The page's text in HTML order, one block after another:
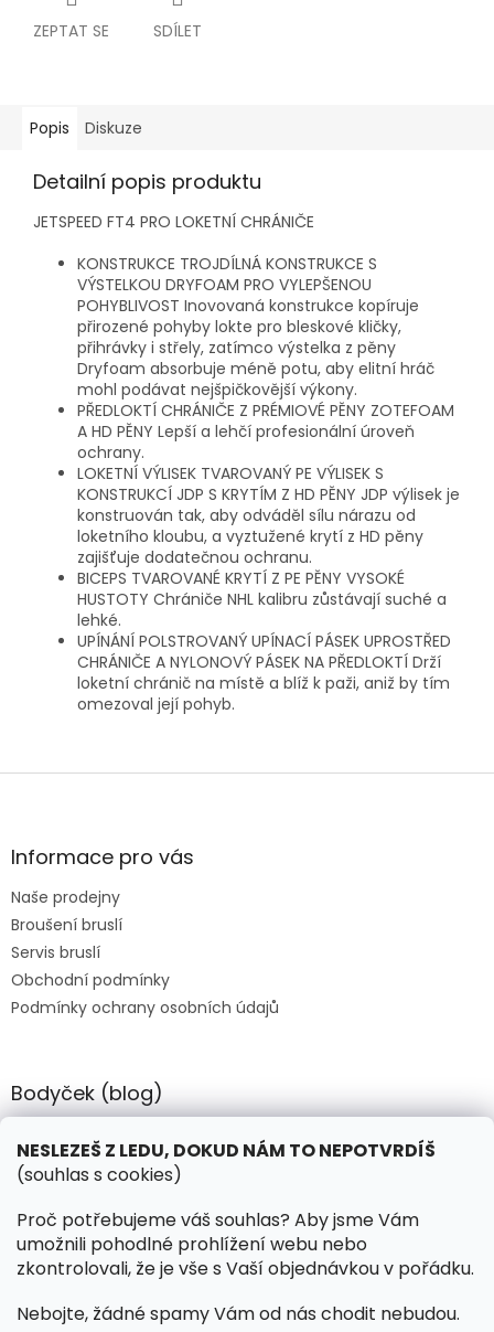
NESLEZEŠ Z LEDU, DOKUD NÁM TO NEPOTVRDÍŠ
(souhlas s cookies)
Proč potřebujeme váš souhlas? Aby jsme Vám
umožnili pohodlné prohlížení webu nebo
zkontrolovali, že je vše s Vaší objednávkou v pořádku.
Nebojte, žádné spamy Vám od nás chodit nebudou.
ZEPTAT SE SDÍLET
Popis Diskuze
Detailní popis produktu
JETSPEED FT4 PRO LOKETNÍ CHRÁNIČE
KONSTRUKCE TROJDÍLNÁ KONSTRUKCE S
VÝSTELKOU DRYFOAM PRO VYLEPŠENOU
POHYBLIVOST Inovovaná konstrukce kopíruje
přirozené pohyby lokte pro bleskové kličky,
přihrávky i střely, zatímco výstelka z pěny
Dryfoam absorbuje méně potu, aby elitní hráč
mohl podávat nejšpičkovější výkony.
PŘEDLOKTÍ CHRÁNIČE Z PRÉMIOVÉ PĚNY ZOTEFOAM
A HD PĚNY Lepší a lehčí profesionální úroveň
ochrany.
LOKETNÍ VÝLISEK TVAROVANÝ PE VÝLISEK S
KONSTRUKCÍ JDP S KRYTÍM Z HD PĚNY JDP výlisek je
konstruován tak, aby odváděl sílu nárazu od
loketního kloubu, a vyztužené krytí z HD pěny
zajišťuje dodatečnou ochranu.
BICEPS TVAROVANÉ KRYTÍ Z PE PĚNY VYSOKÉ
HUSTOTY Chrániče NHL kalibru zůstávají suché a
lehké.
UPÍNÁNÍ POLSTROVANÝ UPÍNACÍ PÁSEK UPROSTŘED
CHRÁNIČE A NYLONOVÝ PÁSEK NA PŘEDLOKTÍ Drží
loketní chránič na místě a blíž k paži, aniž by tím
omezoval její pohyb.
Z
aInformace pro vás
Naše prodejny
Broušení bruslí
Servis bruslí
Obchodní podmínky
Podmínky ochrany osobních údajů
Bodyček (blog)
BIOSTEEL - Kdy je vhodné pít protein?
Kontakt
objednavky @hokejnet.cz
hokejnetcz